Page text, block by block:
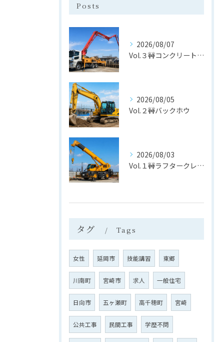
Posts
2026/08/07
Vol.３🚧コンクリートポンプ車
2026/08/05
Vol.２🚧バックホウ
2026/08/03
Vol.１🚧ラフタークレーン
タグ Tags
女性 延岡市 技能講習 東郷
川南町 宮崎市 求人 一般住宅
日向市 五ヶ瀬町 高千穂町 宮崎
公共工事 民間工事 学歴不問